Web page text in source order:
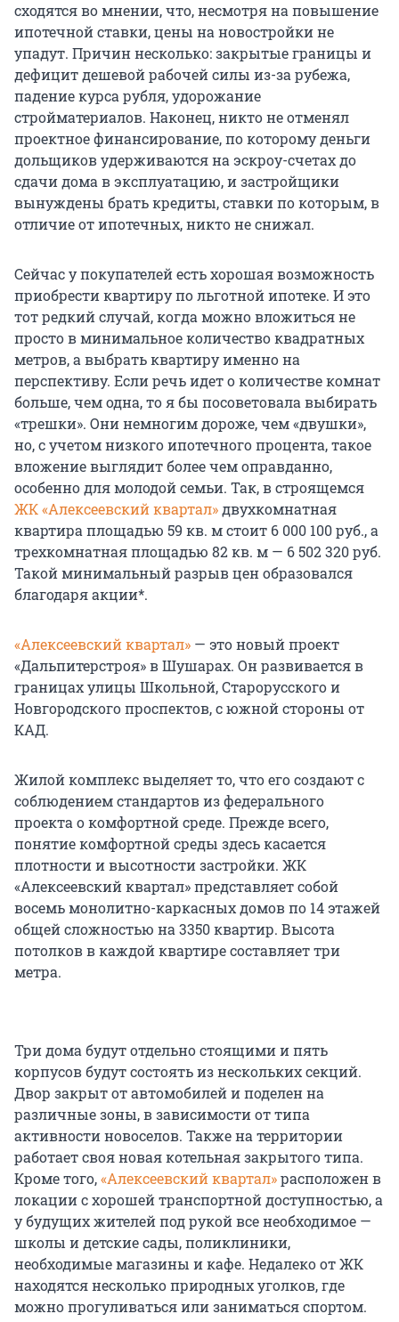
сходятся во мнении, что, несмотря на повышение
ипотечной ставки, цены на новостройки не
упадут. Причин несколько: закрытые границы и
дефицит дешевой рабочей силы из-за рубежа,
падение курса рубля, удорожание
стройматериалов. Наконец, никто не отменял
проектное финансирование, по которому деньги
дольщиков удерживаются на эскроу-счетах до
сдачи дома в эксплуатацию, и застройщики
вынуждены брать кредиты, ставки по которым, в
отличие от ипотечных, никто не снижал.
Сейчас у покупателей есть хорошая возможность
приобрести квартиру по льготной ипотеке. И это
тот редкий случай, когда можно вложиться не
просто в минимальное количество квадратных
метров, а выбрать квартиру именно на
перспективу. Если речь идет о количестве комнат
больше, чем одна, то я бы посоветовала выбирать
«трешки». Они немногим дороже, чем «двушки»,
но, с учетом низкого ипотечного процента, такое
вложение выглядит более чем оправданно,
особенно для молодой семьи. Так, в строящемся
ЖК «Алексеевский квартал»двухкомнатная
квартира площадью 59 кв. м стоит 6 000 100 руб., а
трехкомнатная площадью 82 кв. м — 6 502 320 руб.
Такой минимальный разрыв цен образовался
благодаря акции*.
«Алексеевский квартал» — это новый проект
«Дальпитерстроя» в Шушарах. Он развивается в
границах улицы Школьной, Старорусского и
Новгородского проспектов, с южной стороны от
КАД.
Жилой комплекс выделяет то, что его создают с
соблюдением стандартов из федерального
проекта о комфортной среде. Прежде всего,
понятие комфортной среды здесь касается
плотности и высотности застройки. ЖК
«Алексеевский квартал» представляет собой
восемь монолитно-каркасных домов по 14 этажей
общей сложностью на 3350 квартир. Высота
потолков в каждой квартире составляет три
метра.
Три дома будут отдельно стоящими и пять
корпусов будут состоять из нескольких секций.
Двор закрыт от автомобилей и поделен на
различные зоны, в зависимости от типа
активности новоселов. Также на территории
работает своя новая котельная закрытого типа.
Кроме того,«Алексеевский квартал»расположен в
локации с хорошей транспортной доступностью, а
у будущих жителей под рукой все необходимое —
школы и детские сады, поликлиники,
необходимые магазины и кафе. Недалеко от ЖК
находятся несколько природных уголков, где
можно прогуливаться или заниматься спортом.